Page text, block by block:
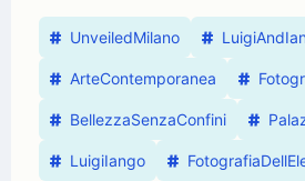
UnveiledMilano
ArteContemporanea
BellezzaSenzaConfini
LuigiIango